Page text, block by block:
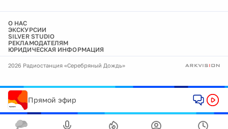
О НАС
ЭКСКУРСИИ
SILVER STUDIO
РЕКЛАМОДАТЕЛЯМ
ЮРИДИЧЕСКАЯ ИНФОРМАЦИЯ
2026 Радиостанция «Серебряный Дождь»
Прямой эфир